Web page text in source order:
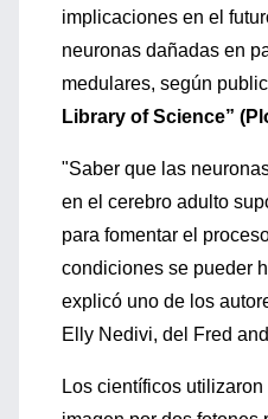
implicaciones en el
neuronas dañadas en
medulares, según
Library of Science”
"Saber que las
en el cerebro adulto
para fomentar el
condiciones se pueder
explicó uno de los
Elly Nedivi, del Fred and
Los científicos